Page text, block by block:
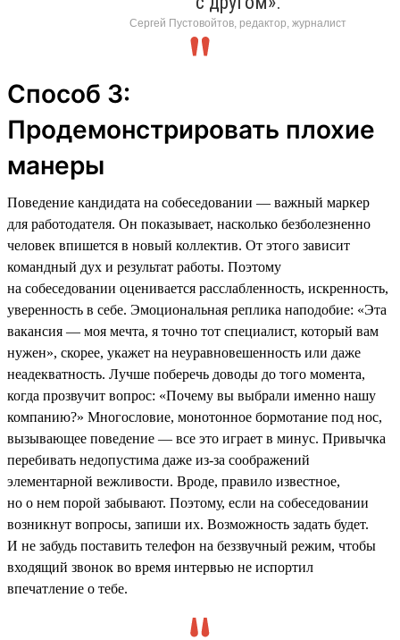
Сергей Пустовойтов, редактор, журналист
Способ 3:
Продемонстрировать плохие
манеры
Поведение кандидата на собеседовании — важный маркер
для работодателя. Он показывает, насколько безболезненно
человек впишется в новый коллектив. От этого зависит
командный дух и результат работы. Поэтому
на собеседовании оценивается расслабленность, искренность,
уверенность в себе. Эмоциональная реплика наподобие: «Эта
вакансия — моя мечта, я точно тот специалист, который вам
нужен», скорее, укажет на неуравновешенность или даже
неадекватность. Лучше поберечь доводы до того момента,
когда прозвучит вопрос: «Почему вы выбрали именно нашу
компанию?» Многословие, монотонное бормотание под нос,
вызывающее поведение — все это играет в минус. Привычка
перебивать недопустима даже из-за соображений
элементарной вежливости. Вроде, правило известное,
но о нем порой забывают. Поэтому, если на собеседовании
возникнут вопросы, запиши их. Возможность задать будет.
И не забудь поставить телефон на беззвучный режим, чтобы
входящий звонок во время интервью не испортил
впечатление о тебе.